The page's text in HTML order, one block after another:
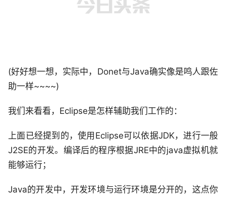
(好好想一想，实际中，Donet与Java确实像是鸣人跟佐
助一样~~~~)
我们来看看，Eclipse是怎样辅助我们工作的：
上面已经提到的，使用Eclipse可以依据JDK，进行一般
J2SE的开发。编译后的程序根据JRE中的java虚拟机就
能够运行；
Java的开发中，开发环境与运行环境是分开的，这点你